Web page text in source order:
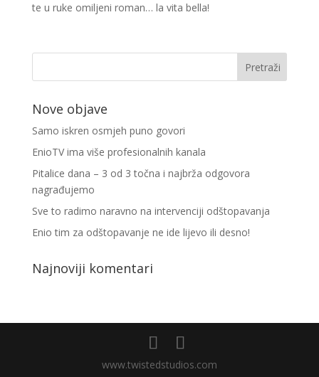
te u ruke omiljeni roman… la vita bella!
Nove objave
Samo iskren osmjeh puno govori
EnioTV ima više profesionalnih kanala
Pitalice dana – 3 od 3 točna i najbrža odgovora
nagrađujemo
Sve to radimo naravno na intervenciji odštopavanja
Enio tim za odštopavanje ne ide lijevo ili desno!
Najnoviji komentari
www.twistedstudios.com